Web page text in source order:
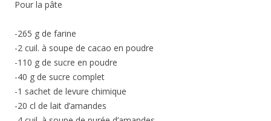
Pour la pâte
-265 g de farine
-2 cuil. à soupe de cacao en poudre
-110 g de sucre en poudre
-40 g de sucre complet
-1 sachet de levure chimique
-20 cl de lait d’amandes